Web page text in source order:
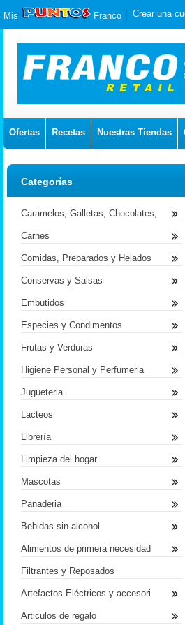
Mis Franco Crear una
Ofertas Recetas Nuestras Tiendas
Categorías
Caramelos, Galletas, Chocolates,
Carnes
Comidas, Preparados y Helados
Conservas y Salsas
Embutidos
Especies y Condimentos
Frutas y Verduras
Higiene Personal y Perfumeria
Jugueteria
Lacteos
Librería
Limpieza del hogar
Mascotas
Panaderia
Bebidas sin alcohol
Alimentos de primera necesidad
Filtrantes y Reposados
Artefactos Eléctricos y accesori
Articulos de regalo